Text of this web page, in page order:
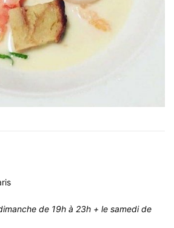
de 19h à 23h + le samedi de